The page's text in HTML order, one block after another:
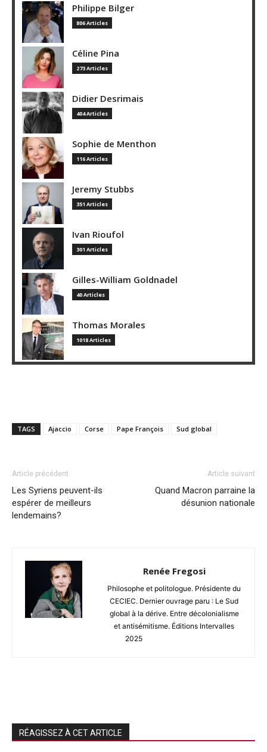
Philippe Bilger
806 Articles
Céline Pina
273 Articles
Didier Desrimais
404 Articles
Sophie de Menthon
116 Articles
Jeremy Stubbs
351 Articles
Ivan Rioufol
301 Articles
Gilles-William Goldnadel
40 Articles
Thomas Morales
1018 Articles
TAGS Ajaccio Corse Pape François Sud global
Article précédent
Les Syriens peuvent-ils
espérer de meilleurs
lendemains?
Article suivant
Quand Macron parraine la
désunion nationale
Renée Fregosi
Philosophe et politologue. Présidente du
CECIEC. Dernier ouvrage paru : Le Sud
global à la dérive. Entre décolonialisme
et antisémitisme. Éditions Intervalles
2025
RÉAGISSEZ À CET ARTICLE